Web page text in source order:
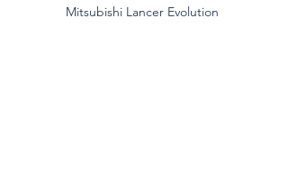
Mitsubishi Lancer Evolution